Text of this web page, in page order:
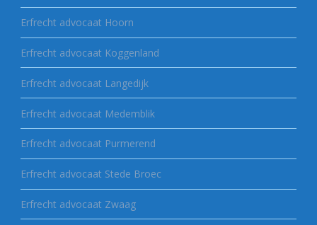
Erfrecht advocaat Hoorn
Erfrecht advocaat Koggenland
Erfrecht advocaat Langedijk
Erfrecht advocaat Medemblik
Erfrecht advocaat Purmerend
Erfrecht advocaat Stede Broec
Erfrecht advocaat Zwaag